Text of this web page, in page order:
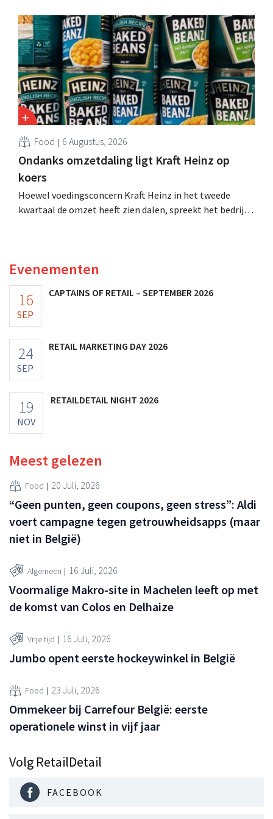
moeten dit momentum grijpen”.
Food 6 Augustus, 2026
Ondanks omzetdaling ligt Kraft Heinz op
koers
Hoewel voedingsconcern Kraft Heinz in het tweede
kwartaal de omzet heeft zien dalen, spreekt het bedrijf
Evenementen
16
SEP
CAPTAINS OF RETAIL – SEPTEMBER 2026
24
SEP
RETAIL MARKETING DAY 2026
19
NOV
RETAILDETAIL NIGHT 2026
Meest gelezen
Food 20 Juli, 2026
“Geen punten, geen coupons, geen stress”: Aldi
voert campagne tegen getrouwheidsapps (maar
niet in België)
Algemeen 16 Juli, 2026
Voormalige Makro-site in Machelen leeft op met
de komst van Colos en Delhaize
Vrije tijd 16 Juli, 2026
Jumbo opent eerste hockeywinkel in België
Food 23 Juli, 2026
Ommekeer bij Carrefour België: eerste
operationele winst in vijf jaar
Volg RetailDetail
FACEBOOK